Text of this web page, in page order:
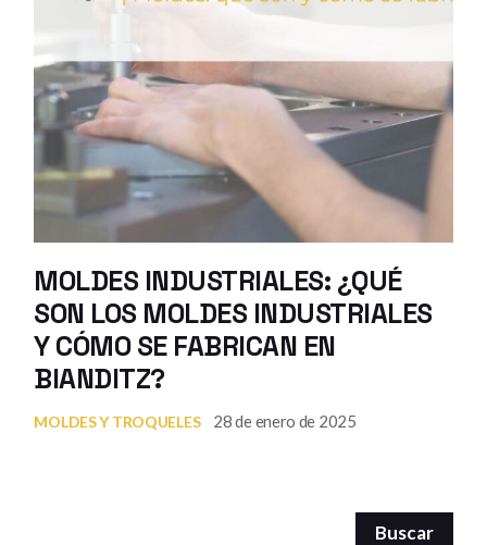
MOLDES INDUSTRIALES: ¿QUÉ
SON LOS MOLDES INDUSTRIALES
Y CÓMO SE FABRICAN EN
BIANDITZ?
MOLDES Y TROQUELES 28 de enero de 2025
Buscar